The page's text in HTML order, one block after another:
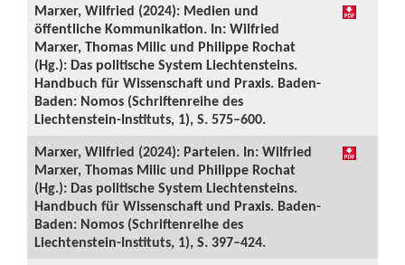
Marxer, Wilfried (2024): Medien und
öffentliche Kommunikation. In: Wilfried
Marxer, Thomas Milic und Philippe Rochat
(Hg.): Das politische System Liechtensteins.
Handbuch für Wissenschaft und Praxis. Baden-
Baden: Nomos (Schriftenreihe des
Liechtenstein-Instituts, 1), S. 575–600.
Marxer, Wilfried (2024): Parteien. In: Wilfried
Marxer, Thomas Milic und Philippe Rochat
(Hg.): Das politische System Liechtensteins.
Handbuch für Wissenschaft und Praxis. Baden-
Baden: Nomos (Schriftenreihe des
Liechtenstein-Instituts, 1), S. 397–424.